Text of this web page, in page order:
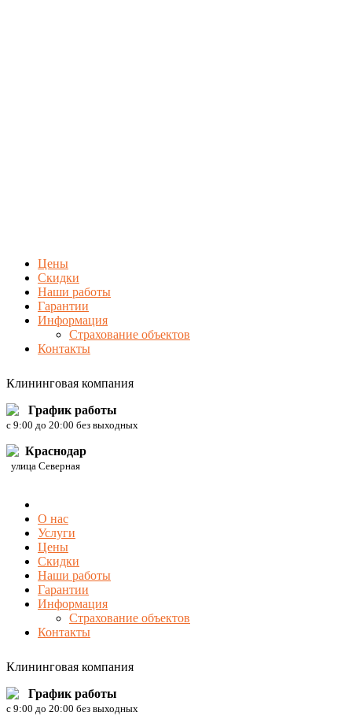
Цены
Скидки
Наши работы
Гарантии
Информация
Страхование объектов
Контакты
Клининговая компания
График работы
c 9:00 до 20:00 без выходных
Краснодар
улица Северная
О нас
Услуги
Цены
Скидки
Наши работы
Гарантии
Информация
Страхование объектов
Контакты
Клининговая компания
График работы
c 9:00 до 20:00 без выходных